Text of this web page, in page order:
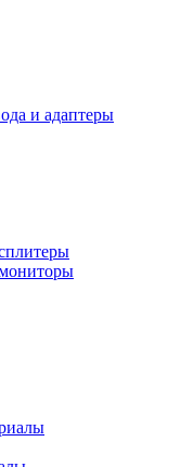
и адаптеры